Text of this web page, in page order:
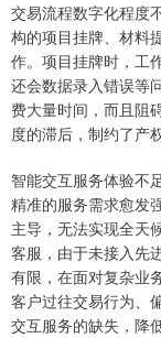
交易流程数字化程度
构的项目挂牌、材料
作。项目挂牌时，工
还会数据录入错误等
费大量时间，而且阻
度的滞后，制约了产
智能交互服务体验不
精准的服务需求愈发
主导，无法实现全天
客服，由于未接入先
有限，在面对复杂业
客户过往交易行为、
交互服务的缺失，降